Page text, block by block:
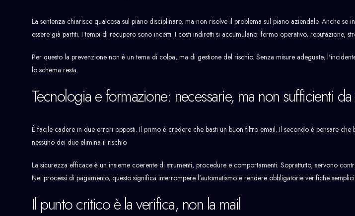
La sentenza chiarisce qualcosa sul piano disciplinare, ma non risolve il problema sul piano aziendale. Anche se
essere già partiti. I tempi di recupero sono incerti. I costi indiretti si accumulano: fermo operativo, reputazione,
Per questo la prevenzione non è un tema di colpa, ma di gestione del rischio. Senza misure adeguate,
lo schema resta.
Tecnologia e formazione: necessarie, ma non sufficienti
È facile cadere in due errori opposti. Il primo è credere che basti un buon filtro email. Il secondo è pensare che
nessuno dei due elimina il rischio.
La sicurezza efficace è un insieme coerente di strumenti, procedure e comportamenti. Soprattutto, servono
Nei processi di pagamento, questo significa interrompere l'automatismo e rendere obbligatorie verifiche
Il punto critico è la verifica, non la mail